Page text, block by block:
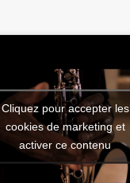
Cliquez pour accepter les
cookies de marketing et
activer ce contenu